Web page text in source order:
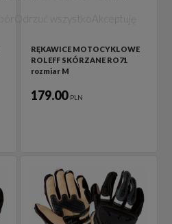
RĘKAWICE MOTOCYKLOWE
ROLEFF SKÓRZANE RO71
rozmiar M
179.00 PLN